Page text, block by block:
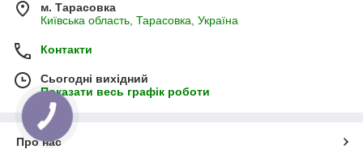
м. Тарасовка
Київська область, Тарасовка, Україна
Контакти
Сьогодні вихідний
Показати весь графік роботи
Про нас